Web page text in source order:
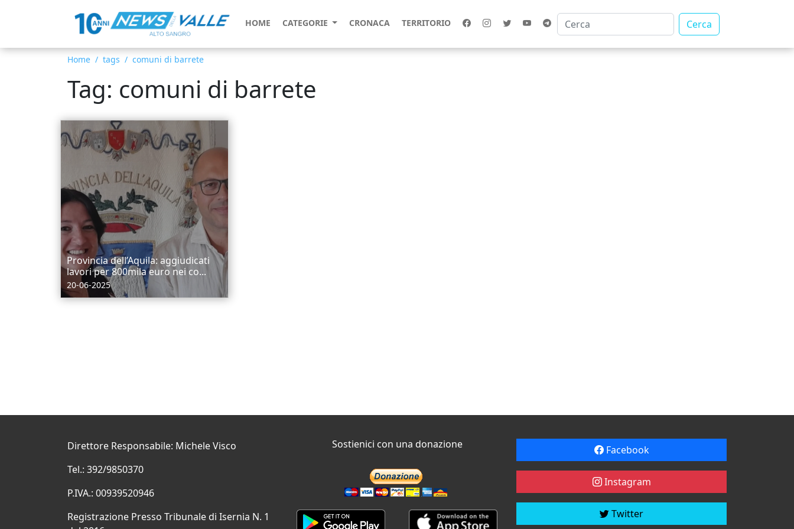
HOME CATEGORIE CRONACA TERRITORIO Cerca
Home tags comuni di barrete
Tag: comuni di barrete
Provincia dell’Aquila: aggiudicati
lavori per 800mila euro nei co...
20-06-2025
Direttore Responsabile: Michele Visco
Tel.: 392/9850370
P.IVA.: 00939520946
Registrazione Presso Tribunale di Isernia N. 1
Sostienici con una donazione Facebook
Instagram
Twitter